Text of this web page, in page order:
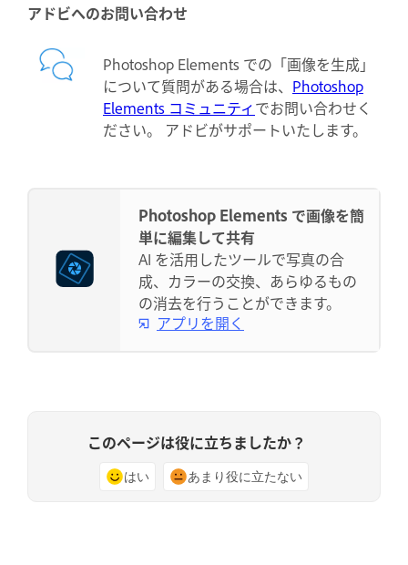
アドビへのお問い合わせ
Photoshop Elements での「画像を生成」
について質問がある場合は、 Photoshop
Elements コミュニティでお問い合わせく
ださい。 アドビがサポートいたします。
Photoshop Elements で画像を簡
単に編集して共有
AI を活用したツールで写真の合
成、カラーの交換、あらゆるもの
の消去を行うことができます。
アプリを開く
このページは役に立ちましたか？
はい あまり役に立たない